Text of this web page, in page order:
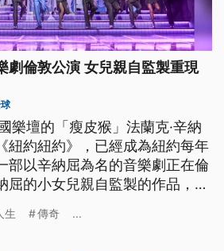
劇倫敦公演 女兒親自監製重現
樂壇的「瘦皮猴」法蘭克·辛納
紐約紐約》，已經成為紐約每年
部以辛納屈為名的音樂劇正在倫
屈的小女兒親自監製的作品，揭
組希望透過音樂劇完整呈現真實
生 傳奇 ...